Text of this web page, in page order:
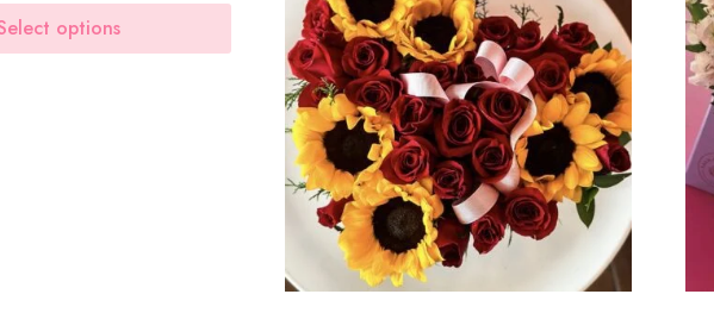
options